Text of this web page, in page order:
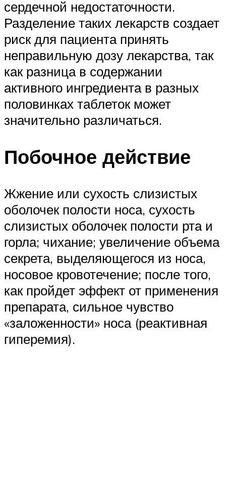
сердечной недостаточности.
Разделение таких лекарств создает
риск для пациента принять
неправильную дозу лекарства, так
как разница в содержании
активного ингредиента в разных
половинках таблеток может
значительно различаться.
Побочное действие
Жжение или сухость слизистых
оболочек полости носа, сухость
слизистых оболочек полости рта и
горла; чихание; увеличение объема
секрета, выделяющегося из носа,
носовое кровотечение; после того,
как пройдет эффект от применения
препарата, сильное чувство
«заложенности» носа (реактивная
гиперемия).